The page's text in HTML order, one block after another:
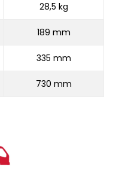
28,5 kg
189 mm
335 mm
730 mm